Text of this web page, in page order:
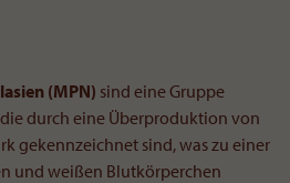
(MPN) sind eine Gruppe
durch eine Überproduktion von
gekennzeichnet sind, was zu einer
und weißen Blutkörperchen